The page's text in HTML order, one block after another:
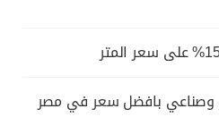
وصناعي بافضل سعر في مصر